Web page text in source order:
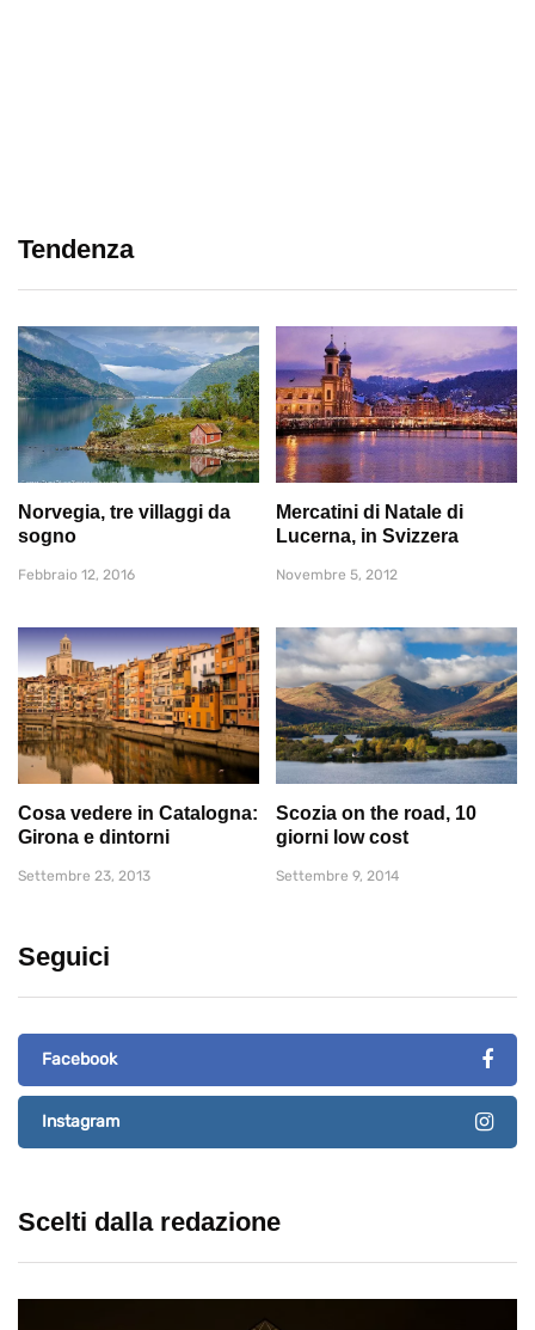
Tendenza
Norvegia, tre villaggi da
sogno
Febbraio 12, 2016
Mercatini di Natale di
Lucerna, in Svizzera
Novembre 5, 2012
Cosa vedere in Catalogna:
Girona e dintorni
Settembre 23, 2013
Scozia on the road, 10
giorni low cost
Settembre 9, 2014
Seguici
Facebook
Instagram
Scelti dalla redazione